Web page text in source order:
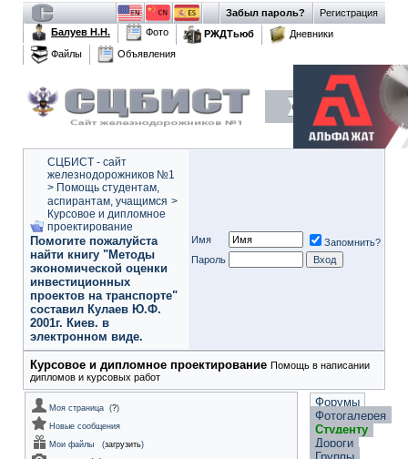
Регистрация
Забыл пароль?
Балуев Н.Н.
Фото РЖДТьюб
Дневники
Файлы
Объявления
СЦБИСТ - сайт
железнодорожников №1
> Помощь студентам,
аспирантам, учащимся >
Курсовое и дипломное
проектирование
Помогите пожалуйста
найти книгу "Методы
экономической оценки
инвестиционных
проектов на транспорте"
составил Кулаев Ю.Ф.
2001г. Киев. в
электронном виде.
Имя
Запомнить?
Пароль
Курсовое и дипломное проектирование Помощь в написании
дипломов и курсовых работ
Моя страница (?)
Новые сообщения
Мои файлы
(загрузить)
Форумы
Фотогалерея
Студенту
Дороги